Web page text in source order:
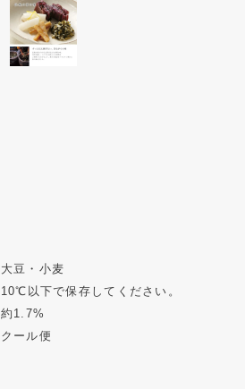
大豆・小麦
10℃以下で保存してください。
約1.7%
クール便